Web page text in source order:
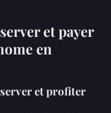
et payer
en
et profiter